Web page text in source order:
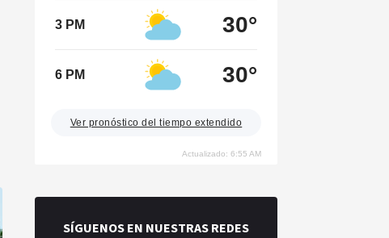
3 PM 30°
6 PM 30°
Ver pronóstico del tiempo extendido
Actualizado: 6:55 AM
SÍGUENOS EN NUESTRAS REDES